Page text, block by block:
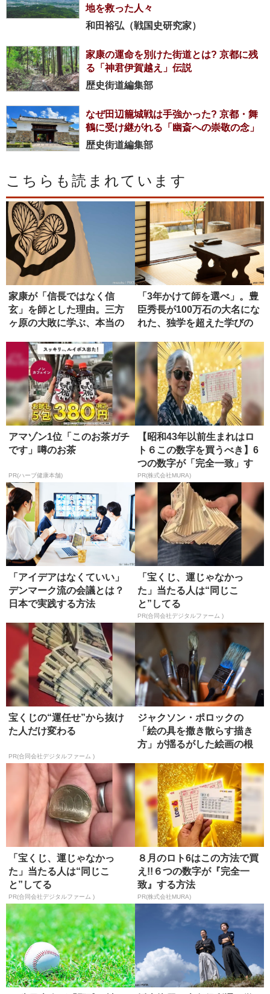
地を救った人々
和田裕弘（戦国史研究家）
家康の運命を別けた街道とは? 京都に残
る「神君伊賀越え」伝説
歴史街道編集部
なぜ田辺籠城戦は手強かった? 京都・舞
鶴に受け継がれる「幽斎への崇敬の念」
歴史街道編集部
こちらも読まれています
家康が「信長ではなく信
玄」を師とした理由。三方
ヶ原の大敗に学ぶ、本当の
「3年かけて師を選べ」。豊
臣秀長が100万石の大名にな
れた、独学を超えた学びの
アマゾン1位「このお茶ガチ
です」噂のお茶
PR(ハーブ健康本舗)
【昭和43年以前生まれはロ
ト６この数字を買うべき】6
つの数字が「完全一致」す
る方...
PR(株式会社MURA)
「アイデアはなくていい」
デンマーク流の会議とは？
日本で実践する方法
「宝くじ、運じゃなかっ
た」当たる人は“同じこ
と”してる
PR(合同会社デジタルファーム )
宝くじの“運任せ”から抜け
た人だけ変わる
PR(合同会社デジタルファーム )
ジャクソン・ポロックの
「絵の具を撒き散らす描き
方」が揺るがした絵画の根
「宝くじ、運じゃなかっ
た」当たる人は“同じこ
と”してる
PR(合同会社デジタルファーム )
８月のロト6はこの方法で買
え!!６つの数字が『完全一
致』する方法
PR(株式会社MURA)